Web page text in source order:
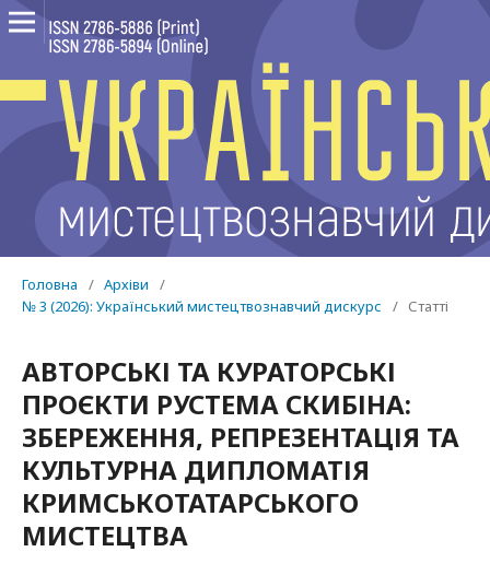
Головна / Архіви
/
№ 3 (2026): Український мистецтвознавчий дискурс
/ Статті
АВТОРСЬКІ ТА КУРАТОРСЬКІ
ПРОЄКТИ РУСТЕМА СКИБІНА:
ЗБЕРЕЖЕННЯ, РЕПРЕЗЕНТАЦІЯ ТА
КУЛЬТУРНА ДИПЛОМАТІЯ
КРИМСЬКОТАТАРСЬКОГО
МИСТЕЦТВА